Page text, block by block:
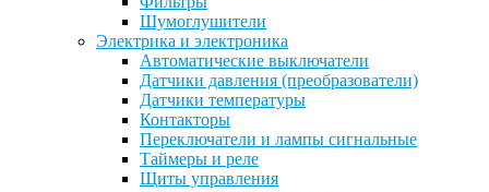
Шумоглушители
Электрика и электроника
Автоматические выключатели
Датчики давления (преобразователи)
Датчики температуры
Контакторы
Переключатели и лампы сигнальные
Таймеры и реле
Щиты управления